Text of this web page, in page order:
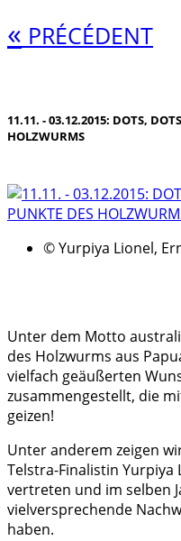
« PRÉCÉDENT
11.11. - 03.12.2015: DOTS,
HOLZWURMS
© Yurpiya Lionel,
Unter dem Motto
des Holzwurms aus
vielfach geäußerten
zusammengestellt, die
geizen!
Unter anderem zeigen
Telstra-Finalistin Yurpiya
vertreten und im selben
vielversprechende
haben.